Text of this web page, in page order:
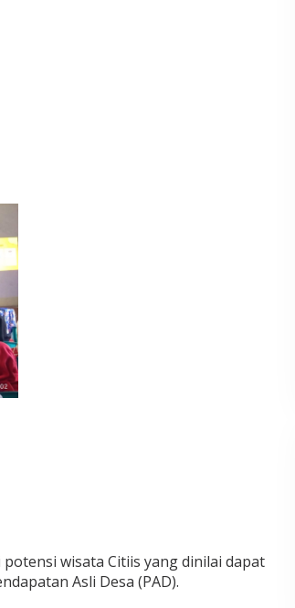
wisata Citiis yang dinilai dapat
Asli Desa (PAD).